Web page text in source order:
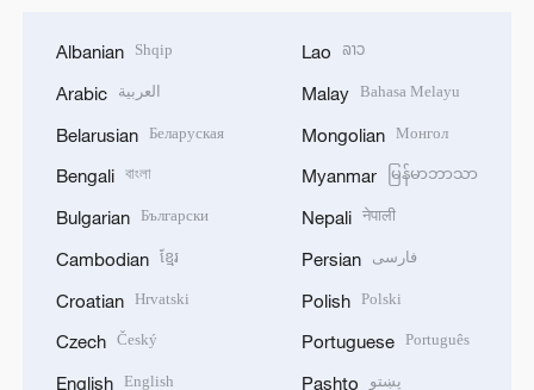
Albanian Shqip
Arabic العربية
Belarusian Беларуская
Bengali বাংলা
Bulgarian Български
Cambodian ខ្មែរ
Croatian Hrvatski
Czech Český
English English
Lao ລາວ
Malay Bahasa Melayu
Mongolian Монгол
Myanmar မြန်မာဘာသာ
Nepali नेपाली
Persian فارسی
Polish Polski
Portuguese Português
Pashto پښتو